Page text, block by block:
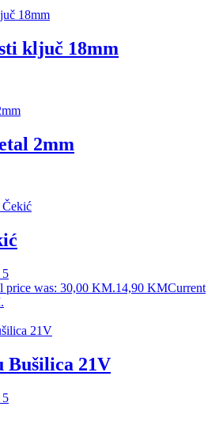
ključ 18mm
2mm
5
price was: 30,00 KM.14,90 KMCurrent
Bušilica 21V
5